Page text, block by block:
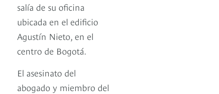
salía de su oficina
ubicada en el edificio
Agustín Nieto, en el
centro de Bogotá.
El asesinato del
abogado y miembro del